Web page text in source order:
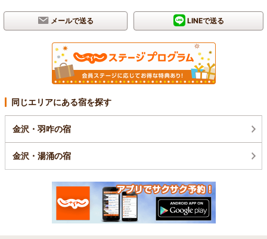
メールで送る LINEで送る
同じエリアにある宿を探す
金沢・羽咋の宿
金沢・湯涌の宿